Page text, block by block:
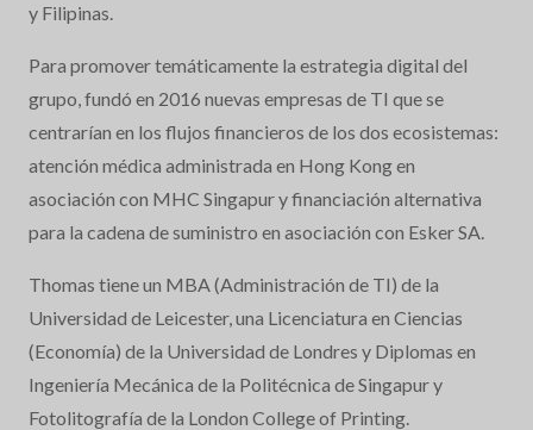
y Filipinas.
Para promover temáticamente la estrategia digital del
grupo, fundó en 2016 nuevas empresas de TI que se
centrarían en los flujos financieros de los dos ecosistemas:
atención médica administrada en Hong Kong en
asociación con MHC Singapur y financiación alternativa
para la cadena de suministro en asociación con Esker SA.
Thomas tiene un MBA (Administración de TI) de la
Universidad de Leicester, una Licenciatura en Ciencias
(Economía) de la Universidad de Londres y Diplomas en
Ingeniería Mecánica de la Politécnica de Singapur y
Fotolitografía de la London College of Printing.